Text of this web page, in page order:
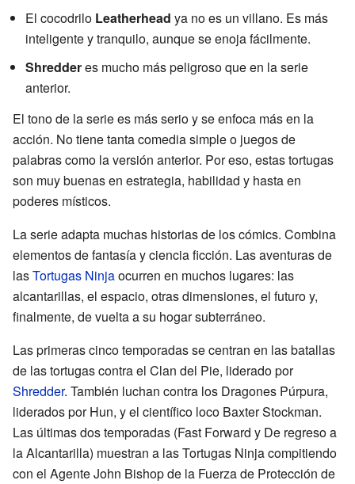
El cocodrilo Leatherhead ya no es un villano. Es más
inteligente y tranquilo, aunque se enoja fácilmente.
Shredderes mucho más peligroso que en la serie
anterior.
El tono de la serie es más serio y se enfoca más en la
acción. No tiene tanta comedia simple o juegos de
palabras como la versión anterior. Por eso, estas tortugas
son muy buenas en estrategia, habilidad y hasta en
poderes místicos.
La serie adapta muchas historias de los cómics. Combina
elementos de fantasía y ciencia ficción. Las aventuras de
lasTortugas Ninjaocurren en muchos lugares: las
alcantarillas, el espacio, otras dimensiones, el futuro y,
finalmente, de vuelta a su hogar subterráneo.
Las primeras cinco temporadas se centran en las batallas
de las tortugas contra el Clan del Pie, liderado por
Shredder. También luchan contra los Dragones Púrpura,
liderados por Hun, y el científico loco Baxter Stockman.
Las últimas dos temporadas (Fast Forward y De regreso a
la Alcantarilla) muestran a las Tortugas Ninja compitiendo
con el Agente John Bishop de la Fuerza de Protección de